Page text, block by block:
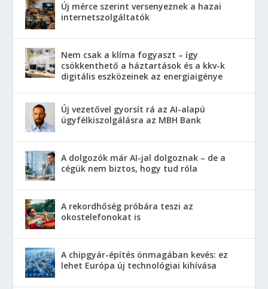
Új mérce szerint versenyeznek a hazai
internetszolgáltatók
Nem csak a klíma fogyaszt – így
csökkenthető a háztartások és a kkv-k
digitális eszközeinek az energiaigénye
Új vezetővel gyorsít rá az AI-alapú
ügyfélkiszolgálásra az MBH Bank
A dolgozók már AI-jal dolgoznak – de a
cégük nem biztos, hogy tud róla
A rekordhőség próbára teszi az
okostelefonokat is
A chipgyár-építés önmagában kevés: ez
lehet Európa új technológiai kihívása